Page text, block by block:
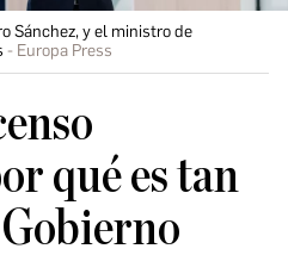
Sánchez, y el ministro de
Europa Press
qué es tan